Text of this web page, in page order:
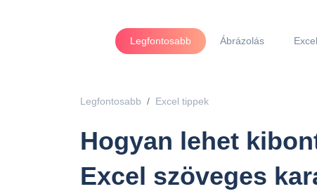
Legfontosabb Ábrázolás
Legfontosabb Excel tippek
Hogyan lehet
Excel szöveges